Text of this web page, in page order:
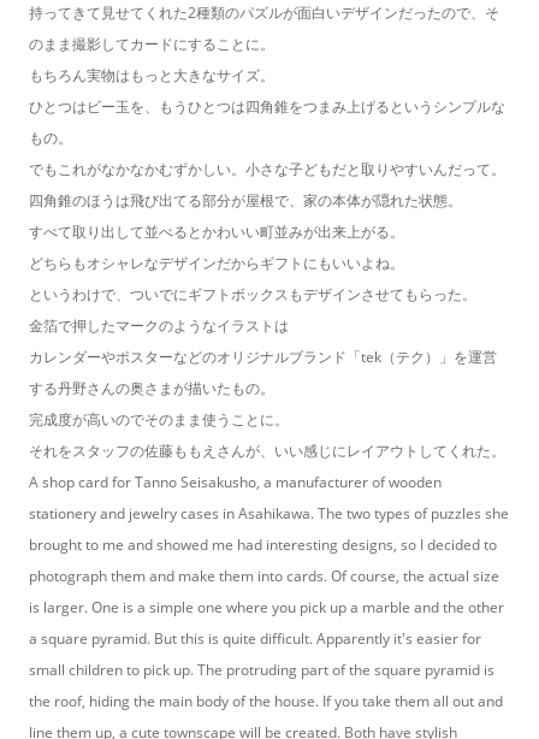
持ってきて見せてくれた2種類のパズルが面白いデザインだったので、そ
のまま撮影してカードにすることに。
もちろん実物はもっと大きなサイズ。
ひとつはビー玉を、もうひとつは四角錐をつまみ上げるというシンプルな
もの。
でもこれがなかなかむずかしい。小さな子どもだと取りやすいんだって。
四角錐のほうは飛び出てる部分が屋根で、家の本体が隠れた状態。
すべて取り出して並べるとかわいい町並みが出来上がる。
どちらもオシャレなデザインだからギフトにもいいよね。
というわけで、ついでにギフトボックスもデザインさせてもらった。
金箔で押したマークのようなイラストは
カレンダーやポスターなどのオリジナルブランド「tek（テク）」を運営
する丹野さんの奥さまが描いたもの。
完成度が高いのでそのまま使うことに。
それをスタッフの佐藤ももえさんが、いい感じにレイアウトしてくれた。
A shop card for Tanno Seisakusho, a manufacturer of wooden
stationery and jewelry cases in Asahikawa. The two types of puzzles she
brought to me and showed me had interesting designs, so I decided to
photograph them and make them into cards. Of course, the actual size
is larger. One is a simple one where you pick up a marble and the other
a square pyramid. But this is quite difficult. Apparently it's easier for
small children to pick up. The protruding part of the square pyramid is
the roof, hiding the main body of the house. If you take them all out and
line them up, a cute townscape will be created. Both have stylish